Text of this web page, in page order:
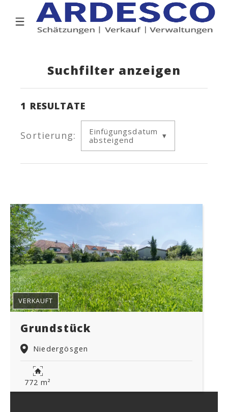
Suchfilter anzeigen
1 RESULTATE
Sortierung:
Einfügungsdatum
absteigend
Grundstück
Niedergösgen
VERKAUFT
772 m²